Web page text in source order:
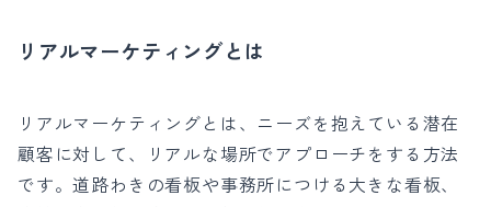
リアルマーケティングとは
リアルマーケティングとは、ニーズを抱えている潜在
顧客に対して、リアルな場所でアプローチをする方法
です。道路わきの看板や事務所につける大きな看板、